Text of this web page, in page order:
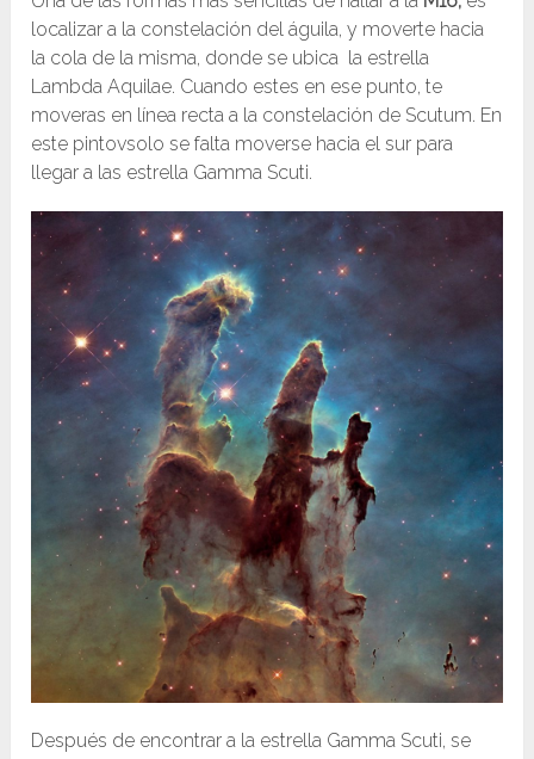
localizar a la constelación del águila, y moverte hacia
la cola de la misma, donde se ubica la estrella
Lambda Aquilae. Cuando estes en ese punto, te
moveras en línea recta a la constelación de Scutum. En
este pintovsolo se falta moverse hacia el sur para
llegar a las estrella Gamma Scuti.
Después de encontrar a la estrella Gamma Scuti, se